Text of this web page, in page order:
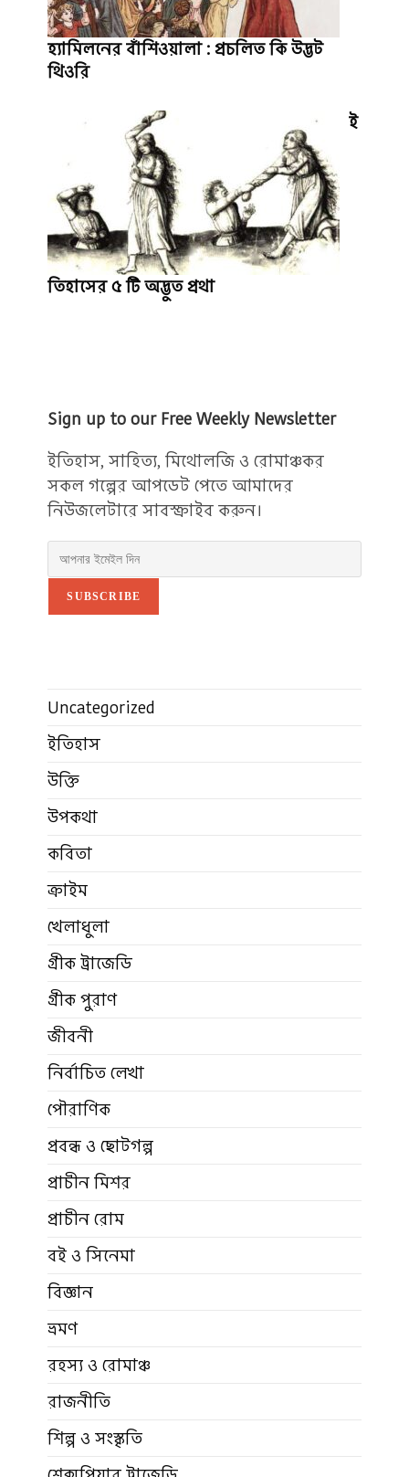
হ্যামিলনের বাঁশিওয়ালা : প্রচলিত কি উদ্ভট
থিওরি
ই
তিহাসের ৫ টি অদ্ভুত প্রথা
Sign up to our Free Weekly Newsletter
ইতিহাস, সাহিত্য, মিথোলজি ও রোমাঞ্চকর
সকল গল্পের আপডেট পেতে আমাদের
নিউজলেটারে সাবস্ক্রাইব করুন।
SUBSCRIBE
Uncategorized
ইতিহাস
উক্তি
উপকথা
কবিতা
ক্রাইম
খেলাধুলা
গ্রীক ট্রাজেডি
গ্রীক পুরাণ
জীবনী
নির্বাচিত লেখা
পৌরাণিক
প্রবন্ধ ও ছোটগল্প
প্রাচীন মিশর
প্রাচীন রোম
বই ও সিনেমা
বিজ্ঞান
ভ্রমণ
রহস্য ও রোমাঞ্চ
রাজনীতি
শিল্প ও সংস্কৃতি